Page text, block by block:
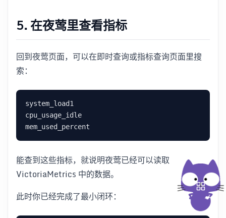
5. 在夜莺里查看指标
回到夜莺页面，可以在即时查询或指标查询页面里搜
索：
能查到这些指标，就说明夜莺已经可以读取
VictoriaMetrics 中的数据。
此时你已经完成了最小闭环：